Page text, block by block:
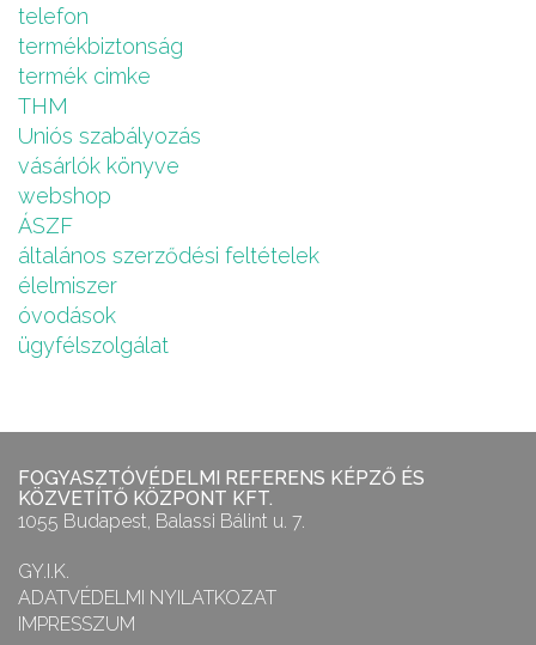
telefon
termékbiztonság
termék cimke
THM
Uniós szabályozás
vásárlók könyve
webshop
ÁSZF
általános szerződési feltételek
élelmiszer
óvodások
ügyfélszolgálat
FOGYASZTÓVÉDELMI REFERENS KÉPZŐ ÉS
KÖZVETÍTŐ KÖZPONT KFT.
1055 Budapest, Balassi Bálint u. 7.
GY.I.K.
ADATVÉDELMI NYILATKOZAT
IMPRESSZUM